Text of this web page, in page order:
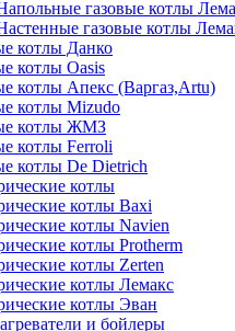
газовые котлы
газовые котлы
котлы Данко
котлы Oasis
котлы Апекс (Варгаз,Artu)
котлы Mizudo
котлы ЖМЗ
котлы Ferroli
котлы De Dietrich
котлы
котлы Baxi
котлы Navien
котлы Protherm
котлы Zerten
котлы Лемакс
котлы Эван
и бойлеры